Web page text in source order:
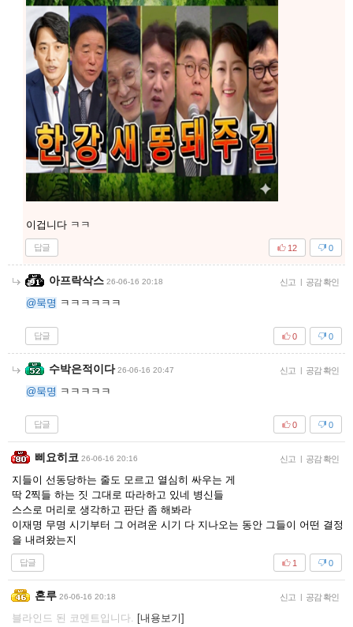
이겁니다 ㅋㅋ
답글 0
12
아프락삭스 26-06-16 20:18 신고 공감 확인
@묵명 ㅋㅋㅋㅋㅋㅋ
답글 0
0
수박은적이다 26-06-16 20:47 신고 공감 확인
@묵명 ㅋㅋㅋㅋㅋ
답글 0
0
삐요히코 26-06-16 20:16 신고 공감 확인
지들이 선동당하는 줄도 모르고 열심히 싸우는 게
딱 2찍들 하는 짓 그대로 따라하고 있네 병신들
스스로 머리로 생각하고 판단 좀 해봐라
이재명 무명 시기부터 그 어려운 시기 다 지나오는 동안 그들이 어떤 결정
을 내려왔는지
답글 0
1
혼루 26-06-16 20:18 신고 공감 확인
블라인드 된 코멘트입니다. [내용보기]